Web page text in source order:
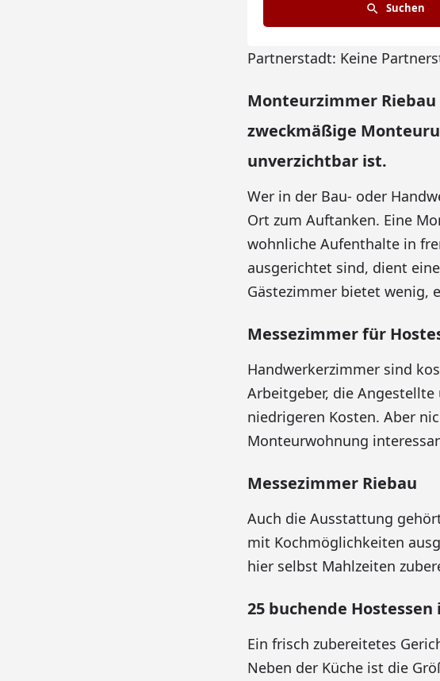
Suchen
Partnerstadt: Keine
Monteurzimmer
zweckmäßige
unverzichtbar ist.
Wer in der Bau- oder
Ort zum Auftanken. Eine
wohnliche Aufenthalte in
ausgerichtet sind, dient
Gästezimmer bietet wenig,
Messezimmer für
Handwerkerzimmer sind
Arbeitgeber, die
niedrigeren Kosten. Aber
Monteurwohnung
Messezimmer Riebau
Auch die Ausstattung
mit Kochmöglichkeiten
hier selbst Mahlzeiten
25 buchende
Ein frisch zubereitetes
Neben der Küche ist die